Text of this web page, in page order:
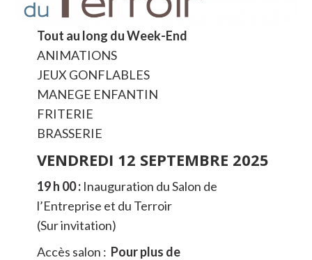
Tout au long du Week-End
ANIMATIONS
JEUX GONFLABLES
MANEGE ENFANTIN
FRITERIE
BRASSERIE
VENDREDI 12 SEPTEMBRE 2025
19 h 00 :Inauguration du Salon de
l’Entreprise et du Terroir
(Sur invitation)
Accès salon : Pour plus de